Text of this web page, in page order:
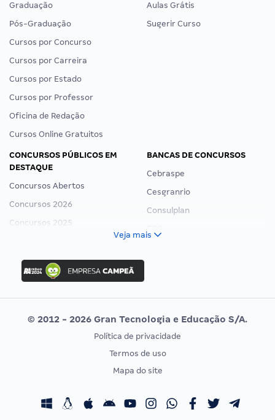
Graduação
Pós-Graduação
Cursos por Concurso
Cursos por Carreira
Cursos por Estado
Cursos por Professor
Oficina de Redação
Cursos Online Gratuitos
Aulas Grátis
Sugerir Curso
CONCURSOS PÚBLICOS EM
DESTAQUE
Concursos Abertos
Concursos 2026
Concursos 2025
Concurso Ibama
Concurso MPU
Editais publicados
BANCAS DE CONCURSOS
Cebraspe
Cesgranrio
Consulplan
Vunesp
CONCURSOS POR PROFISSÃO
Concursos Fiscais
EXAME DE ORDEM
Calendário OAB
Veja mais
© 2012 - 2026 Gran Tecnologia e Educação S/A.
Política de privacidade
Termos de uso
Mapa do site